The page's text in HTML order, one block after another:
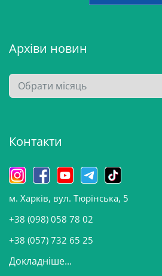
Архіви новин
А
р
в
н
о
в
и
Контакти
м. Харків, вул. Тюрінська, 5
+38 (098) 058 78 02
+38 (057) 732 65 25
Докладніше...